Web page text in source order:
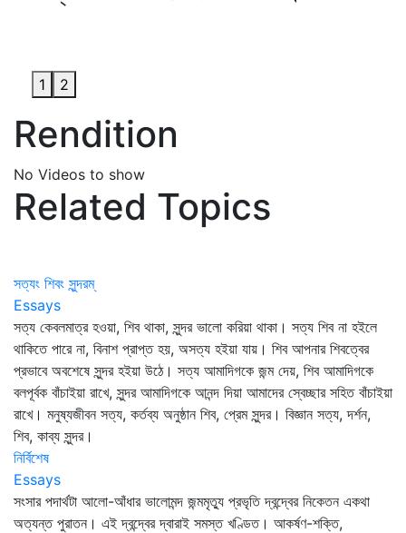
1 2
Rendition
No Videos to show
Related Topics
সত্যং শিবং সুন্দরম্
Essays
সত্য কেবলমাত্র হওয়া, শিব থাকা, সুন্দর ভালো করিয়া থাকা। সত্য শিব না হইলে
থাকিতে পারে না, বিনাশ প্রাপ্ত হয়, অসত্য হইয়া যায়। শিব আপনার শিবত্বের
প্রভাবে অবশেষে সুন্দর হইয়া উঠে। সত্য আমাদিগকে জন্ম দেয়, শিব আমাদিগকে
বলপূর্বক বাঁচাইয়া রাখে, সুন্দর আমাদিগকে আনন্দ দিয়া আমাদের স্বেচ্ছার সহিত বাঁচাইয়া
রাখে। মনুষ্যজীবন সত্য, কর্তব্য অনুষ্ঠান শিব, প্রেম সুন্দর। বিজ্ঞান সত্য, দর্শন,
শিব, কাব্য সুন্দর।
নির্বিশেষ
Essays
সংসার পদার্থটা আলো-আঁধার ভালোমন্দ জন্মমৃত্যু প্রভৃতি দ্বন্দ্বের নিকেতন একথা
অত্যন্ত পুরাতন। এই দ্বন্দ্বের দ্বারাই সমস্ত খণ্ডিত। আকর্ষণ-শক্তি,